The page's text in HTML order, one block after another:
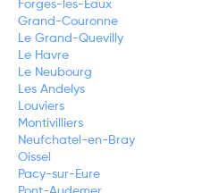
Forges-les-Eaux
Grand-Couronne
Le Grand-Quevilly
Le Havre
Le Neubourg
Les Andelys
Louviers
Montivilliers
Neufchatel-en-Bray
Oissel
Pacy-sur-Eure